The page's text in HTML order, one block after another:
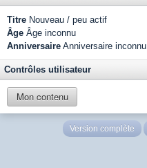
Titre Nouveau / peu actif
Âge Âge inconnu
Anniversaire Anniversaire inconnu
Contrôles utilisateur
Mon contenu
Version complète